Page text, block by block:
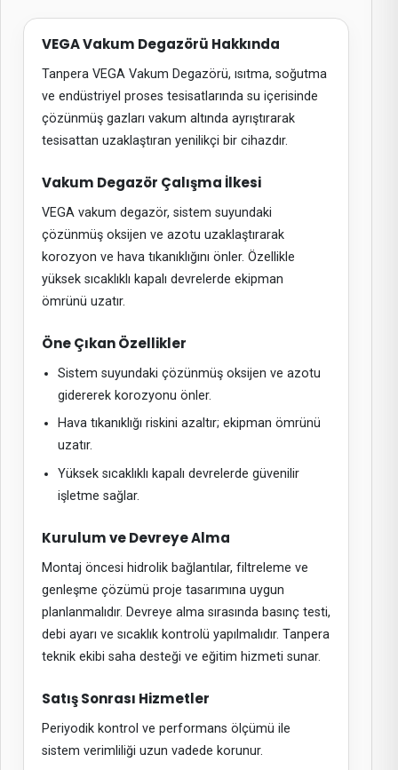
VEGA Vakum Degazörü Hakkında
Tanpera VEGA Vakum Degazörü, ısıtma, soğutma
ve endüstriyel proses tesisatlarında su içerisinde
çözünmüş gazları vakum altında ayrıştırarak
tesisattan uzaklaştıran yenilikçi bir cihazdır.
Vakum Degazör Çalışma İlkesi
VEGA vakum degazör, sistem suyundaki
çözünmüş oksijen ve azotu uzaklaştırarak
korozyon ve hava tıkanıklığını önler. Özellikle
yüksek sıcaklıklı kapalı devrelerde ekipman
ömrünü uzatır.
Öne Çıkan Özellikler
Sistem suyundaki çözünmüş oksijen ve azotu
gidererek korozyonu önler.
Hava tıkanıklığı riskini azaltır; ekipman ömrünü
uzatır.
Yüksek sıcaklıklı kapalı devrelerde güvenilir
işletme sağlar.
Kurulum ve Devreye Alma
Montaj öncesi hidrolik bağlantılar, filtreleme ve
genleşme çözümü proje tasarımına uygun
planlanmalıdır. Devreye alma sırasında basınç testi,
debi ayarı ve sıcaklık kontrolü yapılmalıdır. Tanpera
teknik ekibi saha desteği ve eğitim hizmeti sunar.
Satış Sonrası Hizmetler
Periyodik kontrol ve performans ölçümü ile
sistem verimliliği uzun vadede korunur.